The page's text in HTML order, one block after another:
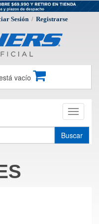
Sesión / Registrarse
vacío
Toggle
Buscar